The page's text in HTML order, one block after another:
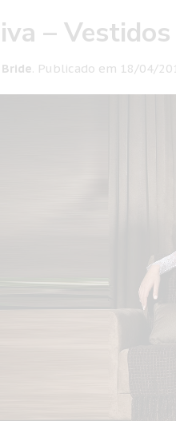
–
. Publicado em 18/04/